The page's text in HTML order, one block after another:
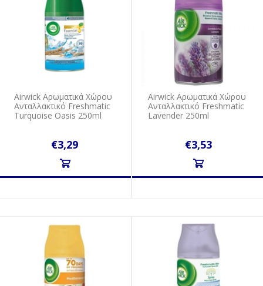
Airwick Αρωματικά Χώρου
Ανταλλακτικό Freshmatic
Turquoise Oasis 250ml
€3,29
Airwick Αρωματικά Χώρου
Ανταλλακτικό Freshmatic
Lavender 250ml
€3,53